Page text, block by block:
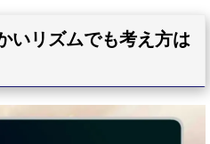
いリズムでも考え方は